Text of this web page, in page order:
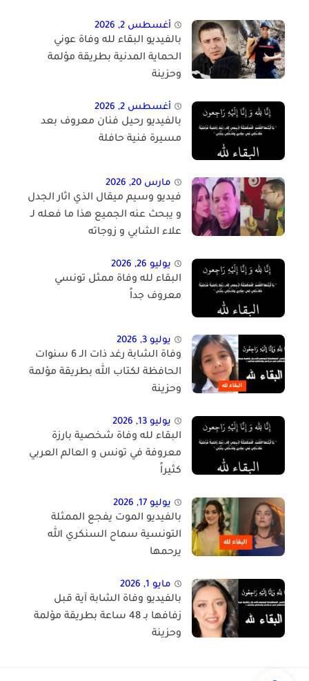
أغسطس 2, 2026
بالفيديو البقاء لله وفاة عوني
الحماية المدنية بطريقة مؤلمة
وحزينة
أغسطس 2, 2026
بالفيديو رحيل فنان معروف بعد
مسيرة فنية حافلة
مارس 20, 2026
فيديو وسيم ميقال الذي اثار الجدل
و يبحث عنه الجميع هذا ما فعله لـ
علاء الشابي و زوجاته
يوليو 26, 2026
البقاء لله وفاة ممثل تونسي
معروف جداً
يوليو 3, 2026
وفاة الشابة رغد ذات الـ 6 سنوات
الحافظة لكتاب الله بطريقة مؤلمة
وحزينة
يوليو 13, 2026
البقاء لله وفاة شخصية بارزة
معروفة في تونس و العالم العربي
كثيراً
يوليو 17, 2026
بالفيديو الموت يفجع الممثلة
التونسية سماح السنكري الله
يرحمها
مايو 1, 2026
بالفيديو وفاة الشابة آية قبل
زفافها بـ 48 ساعة بطريقة مؤلمة
وحزينة